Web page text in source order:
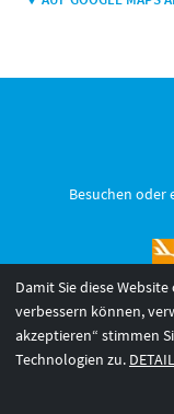
Besuchen oder
© 2026 Internationale
Damit Sie diese
verbessern können,
akzeptieren“ stimmen
Technologien zu.